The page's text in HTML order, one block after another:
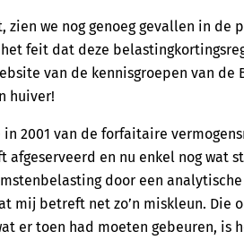
zien we nog genoeg gevallen in de
het feit dat deze
van de kennisgroepen van de
huiver!
2001 van de forfaitaire
afgeserveerd en nu enkel nog wat
door een
mij betreft net zo’n miskleun. Die
er toen had moeten gebeuren, is